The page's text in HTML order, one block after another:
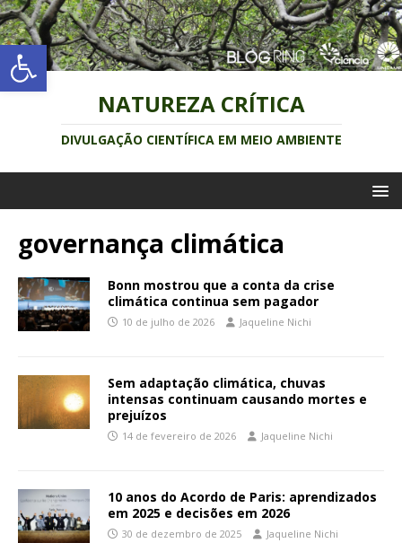
Abrir a barra de ferramentas
NATUREZA CRÍTICA
DIVULGAÇÃO CIENTÍFICA EM MEIO AMBIENTE
governança climática
Bonn mostrou que a conta da crise
climática continua sem pagador
10 de julho de 2026 Jaqueline Nichi
Sem adaptação climática, chuvas
intensas continuam causando mortes e
prejuízos
14 de fevereiro de 2026 Jaqueline Nichi
10 anos do Acordo de Paris: aprendizados
em 2025 e decisões em 2026
30 de dezembro de 2025 Jaqueline Nichi